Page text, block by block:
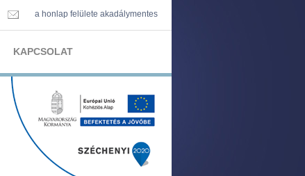
a honlap felülete akadálymentes
KAPCSOLAT